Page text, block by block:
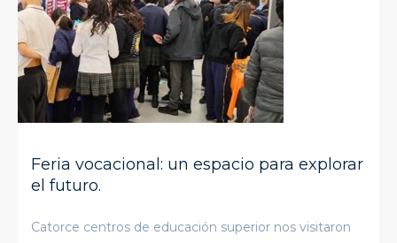
Feria vocacional: un espacio para explorar
el futuro.
Catorce centros de educación superior nos visitaron